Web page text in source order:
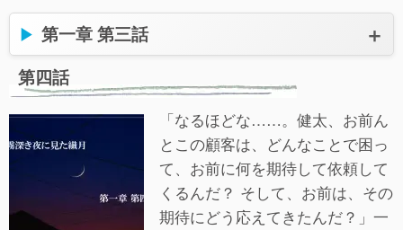
第一章 第三話
第四話
「なるほどな……。健太、お前ん
とこの顧客は、どんなことで困っ
て、お前に何を期待して依頼して
くるんだ？ そして、お前は、その
期待にどう応えてきたんだ？」一